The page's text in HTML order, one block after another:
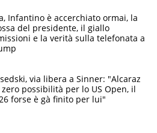
Infantino è accerchiato ormai, la
del presidente, il giallo
e la verità sulla telefonata a
via libera a Sinner: "Alcaraz
zero possibilità per lo US Open, il
forse è gà finito per lui"